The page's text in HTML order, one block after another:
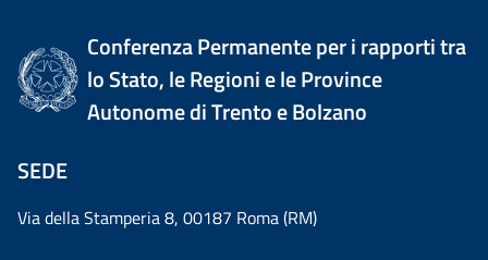
Conferenza Permanente per i rapporti tra
lo Stato, le Regioni e le Province
Autonome di Trento e Bolzano
SEDE
Via della Stamperia 8, 00187 Roma (RM)